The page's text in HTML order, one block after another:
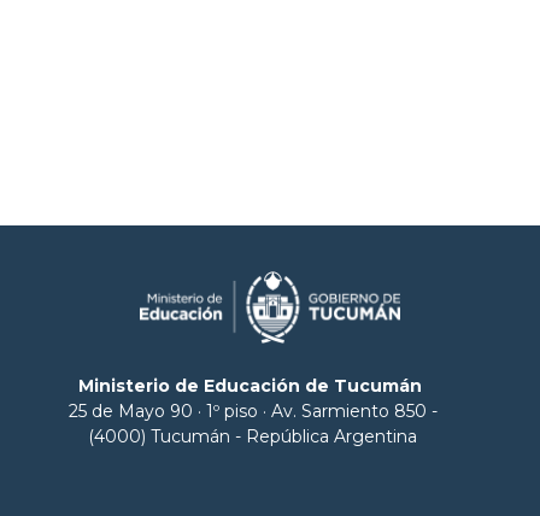
Ministerio de Educación de Tucumán
25 de Mayo 90 · 1º piso · Av. Sarmiento 850 -
(4000) Tucumán - República Argentina